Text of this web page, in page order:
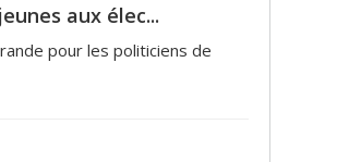
aux élec...
pour les politiciens de